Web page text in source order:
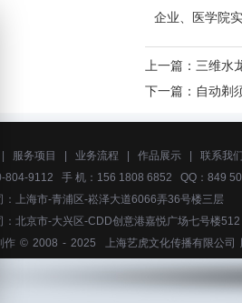
企业、医学院
上一篇： 三维水
下一篇： 自动剃
服务项目 业务流程 作品展示 联系我们
804-9112 手 机：156 1808 6852 QQ：849
：上海市-青浦区-崧泽大道6066弄36号楼三层
：北京市-大兴区-CDD创意港嘉悦广场七号楼512
作 © 2008 - 2025 上海艺虎文化传播有限公司